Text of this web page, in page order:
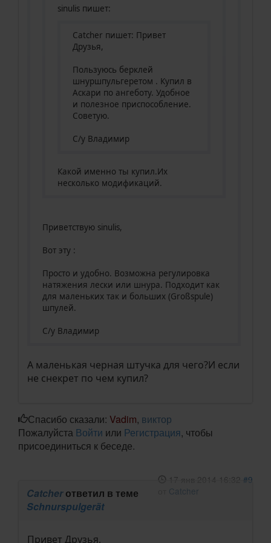
sinulis пишет:
Catcher пишет: Привет
Друзья,
Пользуюсь берклей
шнуршпульгеретом . Купил в
Аскари по ангеботу. Удобное
и полезное приспособление.
Советую.
С/у Владимир
Какой именно ты купил.Их
несколько модификаций.
Приветствую sinulis,
Вот эту :
Просто и удобно. Возможна регулировка
натяжения лески или шнура. Подходит как
для маленьких так и больших (Großspule)
шпулей.
С/у Владимир
А маленькая черная штучка для чего?И если
не снекрет по чем купил?
Спасибо сказали: Vadim, виктор
Пожалуйста Войти или Регистрация, чтобы
присоединиться к беседе.
17 янв 2014 16:32 #9
Catcher
Catcherответил в теме
Schnurspulgerät
Привет Друзья,